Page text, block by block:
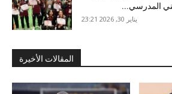
المدرسي...
يناير 30, 2026 23:21
المقالات الأخيرة